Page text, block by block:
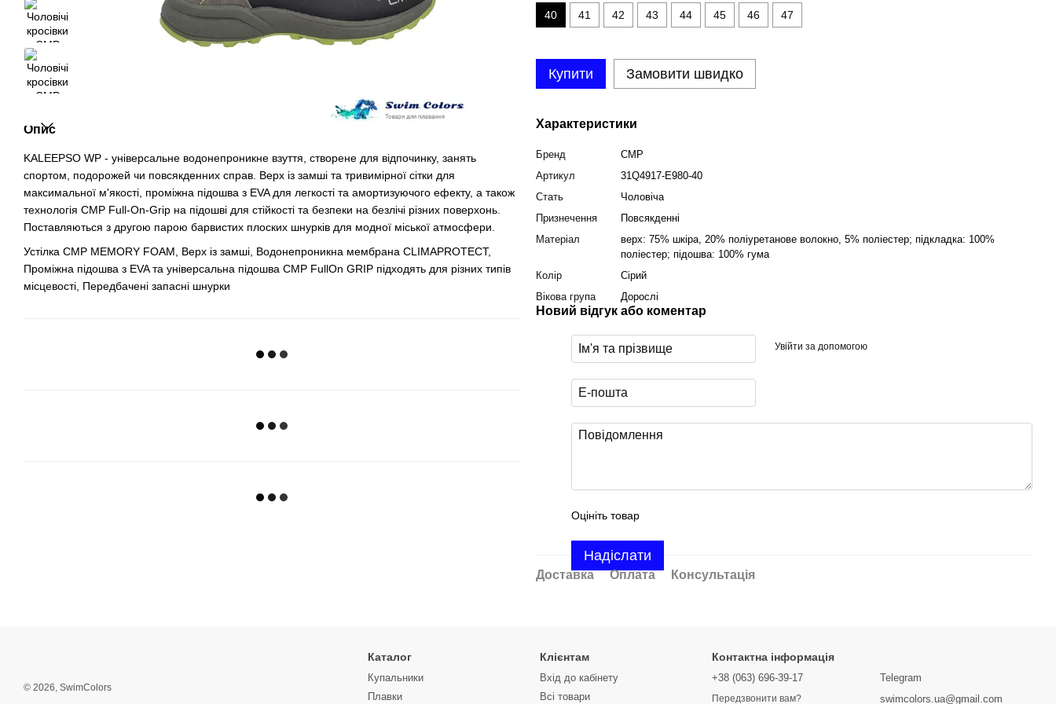
Опис
KALEEPSO WP - універсальне водонепроникне взуття, створене для відпочинку, занять
спортом, подорожей чи повсякденних справ. Верх із замші та тривимірної сітки для
максимальної м'якості, проміжна підошва з EVA для легкості та амортизуючого ефекту, а також
технологія CMP Full-On-Grip на підошві для стійкості та безпеки на безлічі різних поверхонь.
Поставляються з другою парою барвистих плоских шнурків для модної міської атмосфери.
Устілка CMP MEMORY FOAM, Верх із замші, Водонепроникна мембрана CLIMAPROTECT,
Проміжна підошва з EVA та універсальна підошва CMP FullOn GRIP підходять для різних типів
місцевості, Передбачені запасні шнурки
40 41 42 43 44 45 46 47
Купити Замовити швидко
Характеристики
Бренд
CMP
Артикул
31Q4917-E980-40
Стать
Чоловіча
Признечення
Повсякденні
Матеріал
верх: 75% шкіра, 20% поліуретанове волокно, 5% поліестер; підкладка: 100%
поліестер; підошва: 100% гума
Колір
Сірий
Вікова група
Дорослі
Новий відгук або коментар
Увійти за допомогою
Оцініть товар
Надіслати
Доставка Оплата Консультація
© 2026, SwimColors
Каталог
Купальники
Плавки
Клієнтам
Вхід до кабінету
Всі товари
Контактна інформація
+38 (063) 696-39-17
Передзвонити вам?
Telegram
swimcolors.ua@gmail.com